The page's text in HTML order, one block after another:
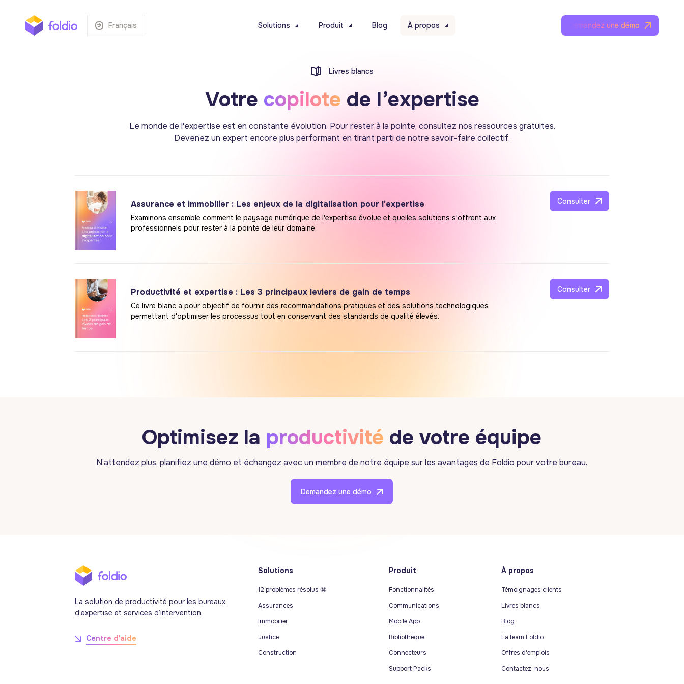
Français Solutions Produit Blog À propos Demandez une démo
Livres blancs
Votre copilote de l’expertise
Le monde de l'expertise est en constante évolution. Pour rester à la pointe, consultez nos ressources gratuites.
Devenez un expert encore plus performant en tirant parti de notre savoir-faire collectif.
Assurance et immobilier : Les enjeux de la digitalisation pour l’expertise
Examinons ensemble comment le paysage numérique de l'expertise évolue et quelles solutions s'offrent aux
professionnels pour rester à la pointe de leur domaine.
Consulter
Productivité et expertise : Les 3 principaux leviers de gain de temps
Ce livre blanc a pour objectif de fournir des recommandations pratiques et des solutions technologiques
permettant d'optimiser les processus tout en conservant des standards de qualité élevés.
Consulter
Optimisez la productivité de votre équipe
N’attendez plus, planifiez une démo et échangez avec un membre de notre équipe sur les avantages de Foldio pour votre bureau.
Demandez une démo
La solution de productivité pour les bureaux
d’expertise et services d’intervention.
Centre d'aide
Solutions
12 problèmes résolus 🤩
Assurances
Immobilier
Justice
Construction
Produit
Fonctionnalités
Communications
Mobile App
Bibliothèque
Connecteurs
Support Packs
À propos
Témoignages clients
Livres blancs
Blog
La team Foldio
Offres d'emplois
Contactez-nous